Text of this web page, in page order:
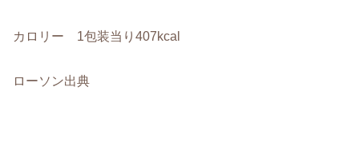
カロリー 1包装当り407kcal
ローソン出典